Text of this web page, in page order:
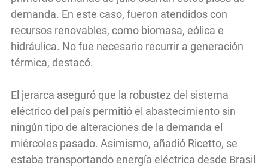
demanda. En este caso, fueron atendidos con
recursos renovables, como biomasa, eólica e
hidráulica. No fue necesario recurrir a generación
térmica, destacó.
El jerarca aseguró que la robustez del sistema
eléctrico del país permitió el abastecimiento sin
ningún tipo de alteraciones de la demanda el
miércoles pasado. Asimismo, añadió Ricetto, se
estaba transportando energía eléctrica desde Brasil